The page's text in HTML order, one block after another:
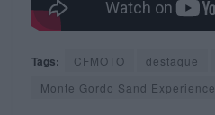
Tags: CFMOTO destaque
Monte Gordo Sand Experience